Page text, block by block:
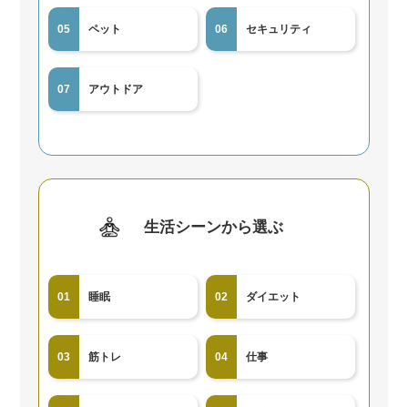
05 ペット 06 セキュリティ
07 アウトドア
生活シーンから選ぶ
01 睡眠 02 ダイエット
03 筋トレ 04 仕事